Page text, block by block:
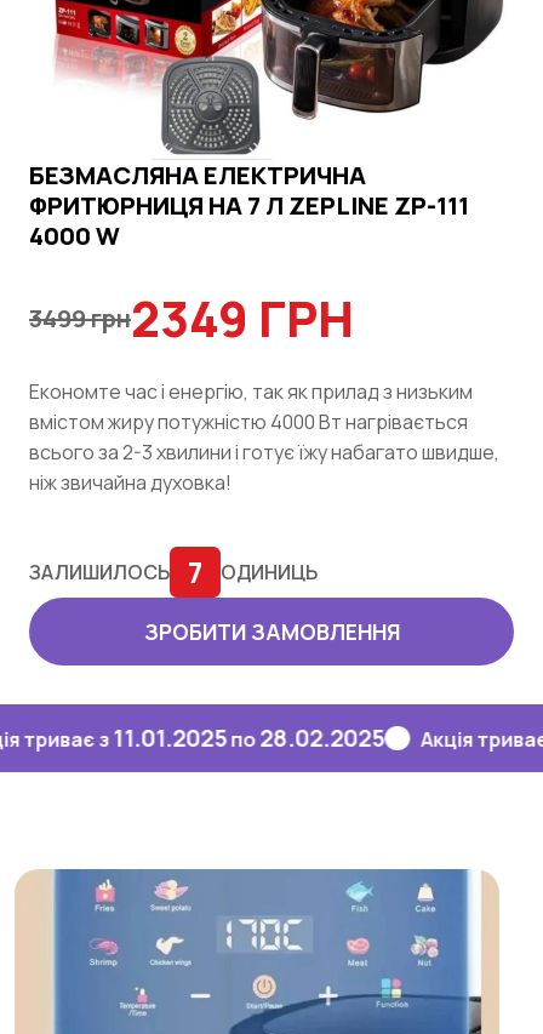
БЕЗМАСЛЯНА ЕЛЕКТРИЧНА
ФРИТЮРНИЦЯ НА 7 Л ZEPLINE ZP-111
4000 W
3499 грн2349 ГРН
Економте час і енергію, так як прилад з низьким
вмістом жиру потужністю 4000 Вт нагрівається
всього за 2-3 хвилини і готує їжу набагато швидше,
ніж звичайна духовка!
ЗАЛИШИЛОСЬ 7 ОДИНИЦЬ
ЗРОБИТИ ЗАМОВЛЕННЯ
з11.01.2025по28.02.2025 Акція триває з